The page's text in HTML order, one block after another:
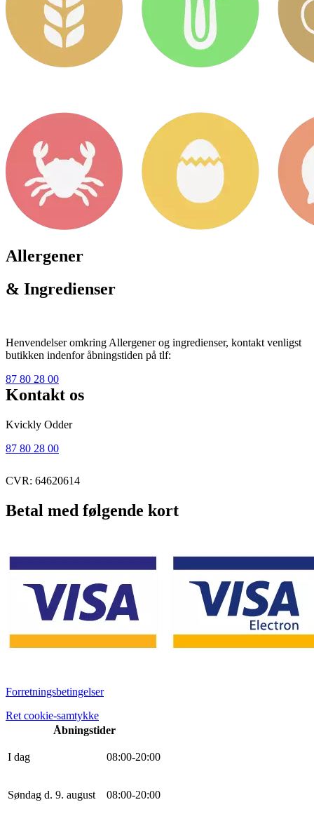
Allergener
& Ingredienser
Henvendelser omkring Allergener og ingredienser, kontakt venligst
butikken indenfor åbningstiden på tlf:
87 80 28 00
Kontakt os
Kvickly Odder
87 80 28 00
CVR: 64620614
Betal med følgende kort
Forretningsbetingelser
Ret cookie-samtykke
Åbningstider
I dag 08:00-20:00
Søndag d. 9. august 08:00-20:00